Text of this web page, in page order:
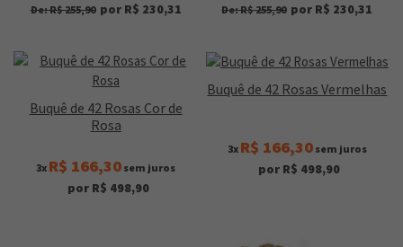
De: R$ 255,90 por R$ 230,31
De: R$ 255,90 por R$ 230,31
Buquê de 42 Rosas Cor de
Rosa
3x R$ 166,30 sem juros
por R$ 498,90
Buquê de 42 Rosas Vermelhas
3x R$ 166,30sem juros
por R$ 498,90